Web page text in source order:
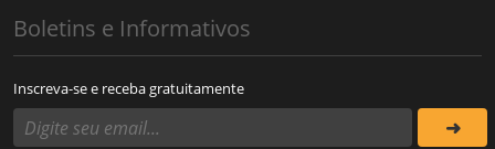
Boletins e Informativos
Inscreva-se e receba gratuitamente